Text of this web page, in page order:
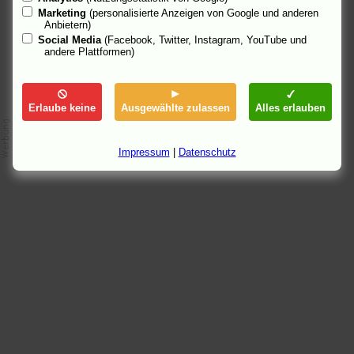
19.9.05 18:21
Marketing (personalisierte Anzeigen von Google und anderen
Anbietern)
Social Media (Facebook, Twitter, Instagram, YouTube und
andere Plattformen)
Erlaube keine Ausgewählte zulassen Alles erlauben
Impressum Datenschutz